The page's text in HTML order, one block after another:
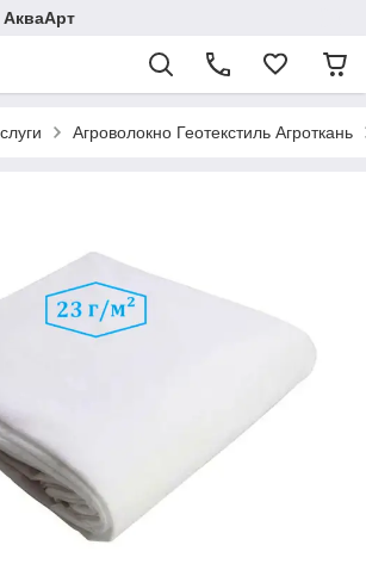
АкваАрт
Агроволокно Геотекстиль Агроткань